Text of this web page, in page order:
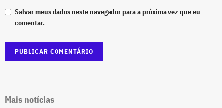
Salvar meus dados neste navegador para a próxima vez que eu
comentar.
Mais notícias